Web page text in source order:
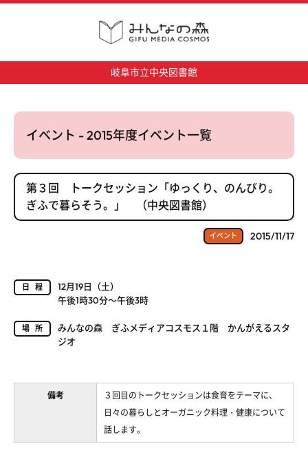
岐阜市立中央図書館
イベント - 2015年度イベント一覧
第３回 トークセッション「ゆっくり、のんびり。
ぎふで暮らそう。」 （中央図書館）
イベント 2015/11/17
日程
12月19日（土）
午後1時30分～午後3時
場所
みんなの森 ぎふメディアコスモス１階 かんがえるスタ
ジオ
備考
３回目のトークセッションは食育をテーマに、
日々の暮らしとオーガニック料理・健康について
話します。